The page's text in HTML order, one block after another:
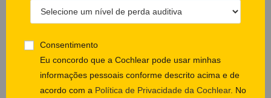
Consentimento
Eu concordo que a Cochlear pode usar minhas
informações pessoais conforme descrito acima e de
acordo com a Política de Privacidade da Cochlear. No